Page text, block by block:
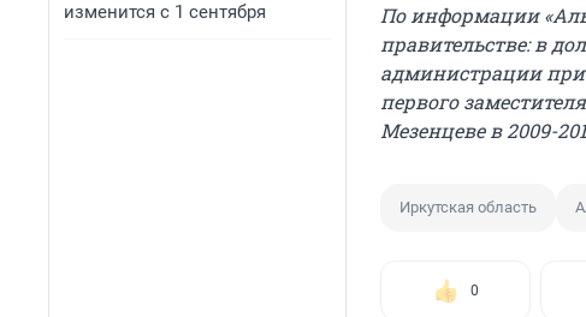
изменится с 1 сентября
По информации
правительстве: в
администрации при
первого
Мезенцеве в 2009-
Иркутская область
0